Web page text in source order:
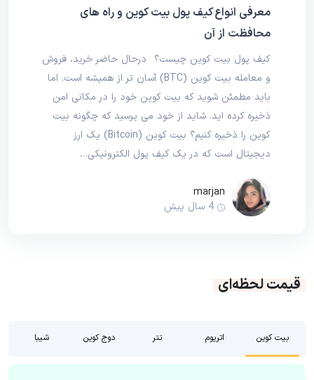
معرفی انواع کیف پول بیت کوین و راه های
محافظت از آن
کیف پول بیت کوین چیست؟ درحال حاضر خرید، فروش
و معامله بیت کوین (BTC) آسان تر از همیشه است. اما
باید مطمئن شوید که بیت کوین خود را در مکانی امن
ذخیره کرده اید. شاید از خود می پرسید که چگونه بیت
کوین را ذخیره کنیم؟ بیت کوین (Bitcoin) یک ارز
دیجیتال است که در یک کیف پول الکترونیکی…
marjan
4 سال پیش
قیمت لحظه‌ای
بیت کوین اتریوم تتر دوج کوین شیبا